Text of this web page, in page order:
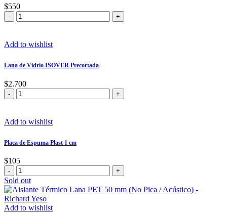
$550
Manta
para
Flotantes
mm
×
20
m
cantidad
Add to wishlist
Lana de Vidrio ISOVER Precortada
$2.700
Lana
de
ISOVER
Add to wishlist
Placa de Espuma Plast 1 cm
$105
Placa
de
Espuma
Plast
1
Sold out
Add to wishlist